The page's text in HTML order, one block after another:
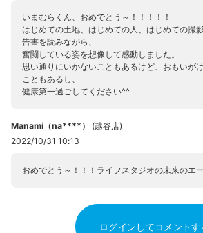
いまむらくん、おめでとう～！！！！！
はじめての土地、はじめての人、はじめての撮
告書を読みながら、
奮闘している姿を想像して感動しました。
思い通りにいかないこともあるけど、おもいが
こともあるし、
健康第一過ごしてください^^
Manami（na****） (越谷店)
2022/10/31 10:13
おめでとう～！！！ライフスタジオの未来のエ
ログインしてコメントす